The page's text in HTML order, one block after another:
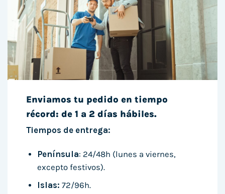
Enviamos tu pedido en tiempo
récord: de 1 a 2 días hábiles.
Tiempos de entrega:
Península: 24/48h (lunes a viernes,
excepto festivos).
Islas: 72/96h.